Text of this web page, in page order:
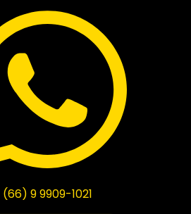
(66) 9 9909-1021